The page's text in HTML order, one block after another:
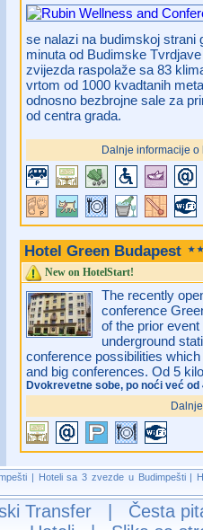
se nalazi na budimskoj strani
minuta od Budimske
zvijezda raspolaže sa 83
vrtom od 1000 kvadtanih
odnosno bezbrojne sale za
od centra grada.
Dalnje informacije
Hotel Green Budapest
New on HotelStart!
The recently
conference
of the prior
underground
conference possibilities
and big conferences. Od 5
Dvokrevetne sobe, po noći već od
| Hoteli sa 3 zvezde u Budimpešti|
Transfer
Česta